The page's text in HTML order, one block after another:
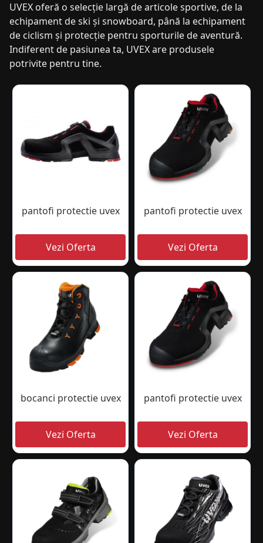
UVEX oferă o selecție largă de articole sportive, de la
echipament de ski și snowboard, până la echipament
de ciclism și protecție pentru sporturile de aventură.
Indiferent de pasiunea ta, UVEX are produsele
potrivite pentru tine.
pantofi protectie uvex pantofi protectie uvex
bocanci protectie uvex pantofi protectie uvex